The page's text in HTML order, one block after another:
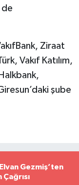
de
Ziraat
Vakıf Katılım,
şube
Gezmiş’ten
Çağrısı